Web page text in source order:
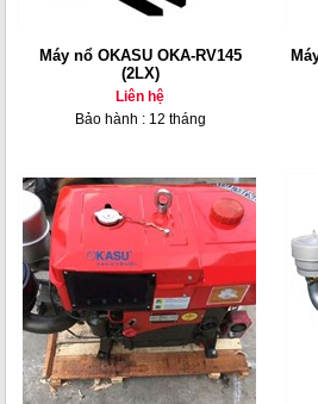
Máy nổ OKASU OKA-RV145
(2LX)
Liên hệ
Bảo hành : 12 tháng